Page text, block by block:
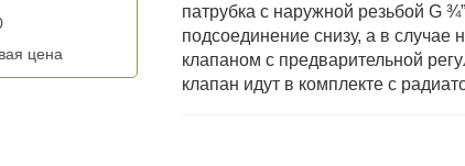
патрубка с наружной резьбой G
подсоединение снизу, а в
клапаном с предварительной
клапан идут в комплекте с
цена